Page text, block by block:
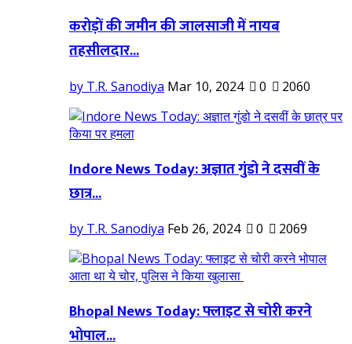
करोड़ों की जमीन की जालसाजी में नायब
तहसीलदार...
by T.R. Sanodiya Mar 10, 2024 0 2060
Indore News Today: अज्ञात गुंडो ने दसवीं के
छात्र...
by T.R. Sanodiya Feb 26, 2024 0 2069
Bhopal News Today: फ्लाइट से चोरी करने
भोपाल...